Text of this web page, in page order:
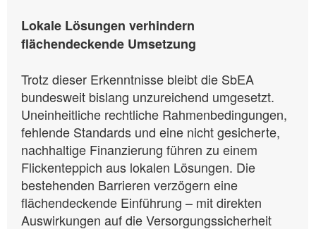
Lokale Lösungen verhindern
flächendeckende Umsetzung
Trotz dieser Erkenntnisse bleibt die SbEA
bundesweit bislang unzureichend umgesetzt.
Uneinheitliche rechtliche Rahmenbedingungen,
fehlende Standards und eine nicht gesicherte,
nachhaltige Finanzierung führen zu einem
Flickenteppich aus lokalen Lösungen. Die
bestehenden Barrieren verzögern eine
flächendeckende Einführung – mit direkten
Auswirkungen auf die Versorgungssicherheit